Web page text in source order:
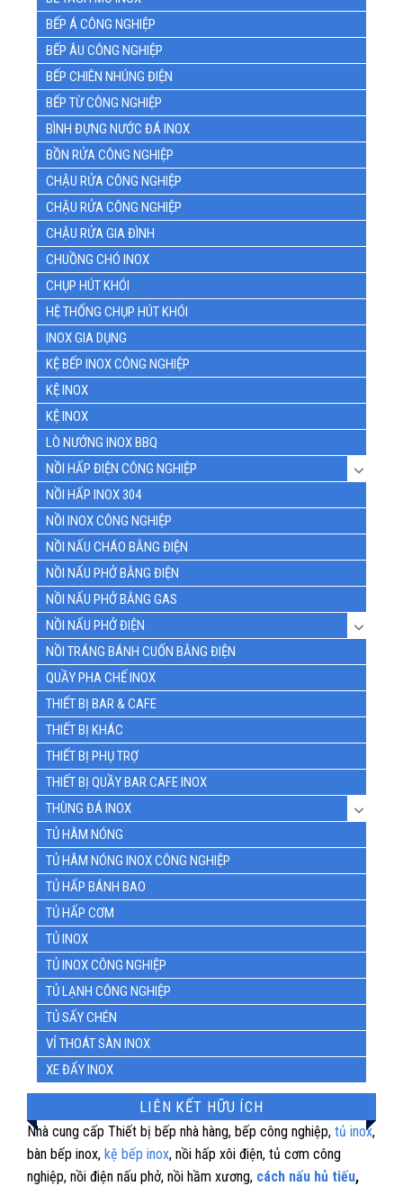
BẾP Á CÔNG NGHIỆP
BẾP ÂU CÔNG NGHIỆP
BẾP CHIÊN NHÚNG ĐIỆN
BẾP TỪ CÔNG NGHIỆP
BÌNH ĐỰNG NƯỚC ĐÁ INOX
BỒN RỬA CÔNG NGHIỆP
CHẬU RỬA CÔNG NGHIỆP
CHẬU RỬA CÔNG NGHIỆP
CHẬU RỬA GIA ĐÌNH
CHUỒNG CHÓ INOX
CHỤP HÚT KHÓI
HỆ THỐNG CHỤP HÚT KHÓI
INOX GIA DỤNG
KỆ BẾP INOX CÔNG NGHIỆP
KỆ INOX
KỆ INOX
LÒ NƯỚNG INOX BBQ
NỒI HẤP ĐIỆN CÔNG NGHIỆP
NỒI HẤP INOX 304
NỒI INOX CÔNG NGHIỆP
NỒI NẤU CHÁO BẰNG ĐIỆN
NỒI NẤU PHỞ BẰNG ĐIỆN
NỒI NẤU PHỞ BẰNG GAS
NỒI NẤU PHỞ ĐIỆN
NỒI TRÁNG BÁNH CUỐN BẰNG ĐIỆN
QUẦY PHA CHẾ INOX
THIẾT BỊ BAR & CAFE
THIẾT BỊ KHÁC
THIẾT BỊ PHỤ TRỢ
THIẾT BỊ QUẦY BAR CAFE INOX
THÙNG ĐÁ INOX
TỦ HÂM NÓNG
TỦ HÂM NÓNG INOX CÔNG NGHIỆP
TỦ HẤP BÁNH BAO
TỦ HẤP CƠM
TỦ INOX
TỦ INOX CÔNG NGHIỆP
TỦ LẠNH CÔNG NGHIỆP
TỦ SẤY CHÉN
VỈ THOÁT SÀN INOX
XE ĐẨY INOX
LIÊN KẾT HỮU ÍCH
Nhà cung cấp Thiết bị bếp nhà hàng, bếp công nghiệp, tủ inox,
bàn bếp inox, kệ bếp inox, nồi hấp xôi điện, tủ cơm công
nghiệp, nồi điện nấu phở, nồi hầm xương, cách nấu hủ tiếu,